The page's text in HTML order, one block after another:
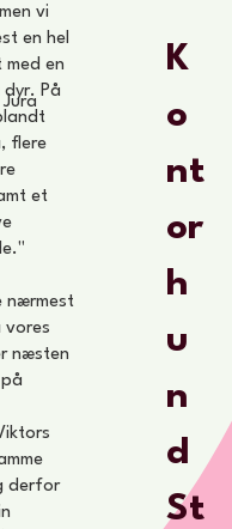
Jura
vi
en hel
en
dyr. På
flere
et
nærmest
næsten
derfor
K
o
nt
or
h
u
n
d
St